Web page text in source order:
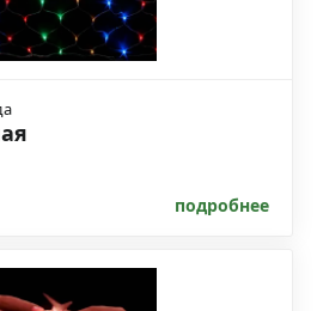
подробнее